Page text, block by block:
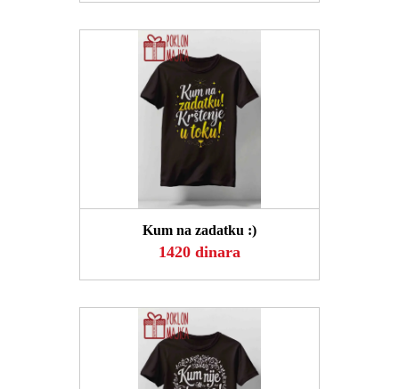
POGLEDAJ
Kum na zadatku :)
1420 dinara